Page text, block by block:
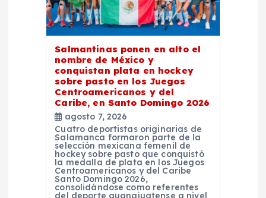
Salmantinas ponen en alto el
nombre de México y
conquistan plata en hockey
sobre pasto en los Juegos
Centroamericanos y del
Caribe, en Santo Domingo 2026
agosto 7, 2026
Cuatro deportistas originarias de
Salamanca formaron parte de la
selección mexicana femenil de
hockey sobre pasto que conquistó
la medalla de plata en los Juegos
Centroamericanos y del Caribe
Santo Domingo 2026,
consolidándose como referentes